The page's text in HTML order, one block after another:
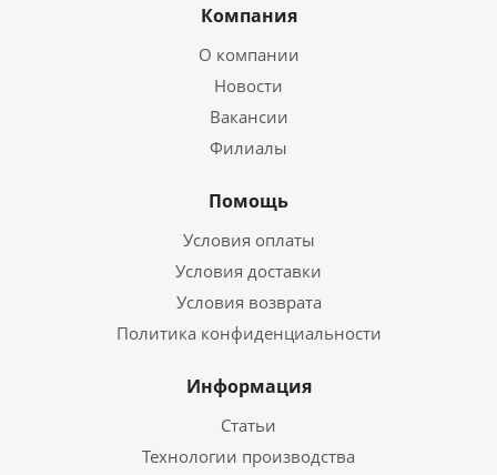
Компания
О компании
Новости
Вакансии
Филиалы
Помощь
Условия оплаты
Условия доставки
Условия возврата
Политика конфиденциальности
Информация
Статьи
Технологии производства